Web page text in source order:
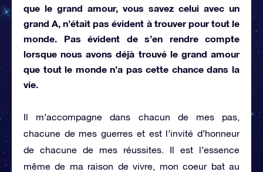
que le grand amour, vous savez celui avec un
grand A, n’était pas évident à trouver pour tout le
monde. Pas évident de s’en rendre compte
lorsque nous avons déjà trouvé le grand amour
que tout le monde n’a pas cette chance dans la
vie.
Il m’accompagne dans chacun de mes pas,
chacune de mes guerres et est l’invité d’honneur
de chacune de mes réussites. Il est l’essence
même de ma raison de vivre, mon coeur bat au